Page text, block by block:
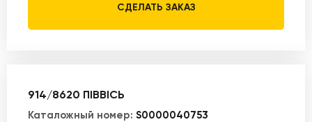
СДЕЛАТЬ ЗАКАЗ
914/8620 ПІВВІСЬ
Каталожный номер: S0000040753